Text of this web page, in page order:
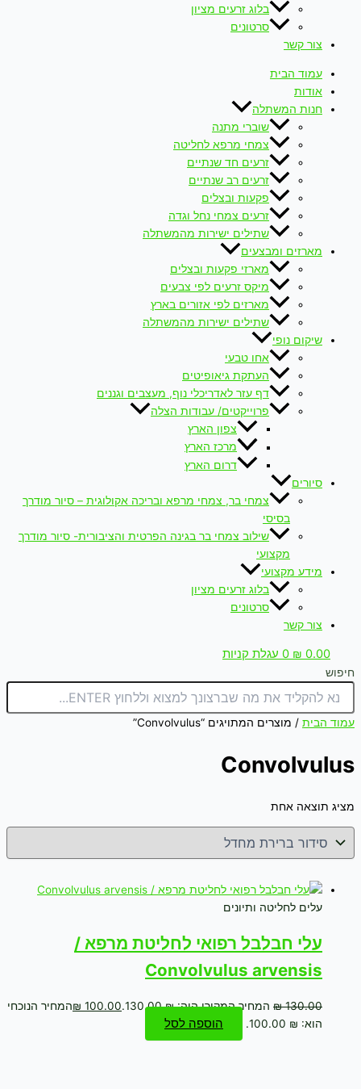
בלוג זרעים מציון
סרטונים
צור קשר
עמוד הבית
אודות
חנות המשתלה
שוברי מתנה
צמחי מרפא לחליטה
זרעים חד שנתיים
זרעים רב שנתיים
פקעות ובצלים
זרעים צמחי נחל וגדה
שתילים ישירות מהמשתלה
מארזים ומבצעים
מארזי פקעות ובצלים
מיקס זרעים לפי צבעים
מארזים לפי אזורים בארץ
שתילים ישירות מהמשתלה
שיקום נופי
אחו טבעי
העתקת גיאופיטים
דף עזר לאדריכלי נוף, מעצבים וגננים
פרוייקטים/ עבודות הצלה
צפון הארץ
מרכז הארץ
דרום הארץ
סיורים
צמחי בר, צמחי מרפא ובריכה אקולוגית – סיור מודרך
בסיסי
שילוב צמחי בר בגינה הפרטית והציבורית- סיור מודרך
מקצועי
מידע מקצועי
בלוג זרעים מציון
סרטונים
צור קשר
₪ 0.00
0 עגלת קניות
חיפוש
עמוד הבית / מוצרים המתויגים “Convolvulus”
Convolvulus
מציג תוצאה אחת
עלים לחליטה ותיונים
עלי חבלבל רפואי לחליטת מרפא /
Convolvulus arvensis
₪130.00 המחיר המקורי היה: ₪ 130.00. ₪ 100.00
המחיר הנוכחי
הוא: ₪ 100.00.
הוספה לסל